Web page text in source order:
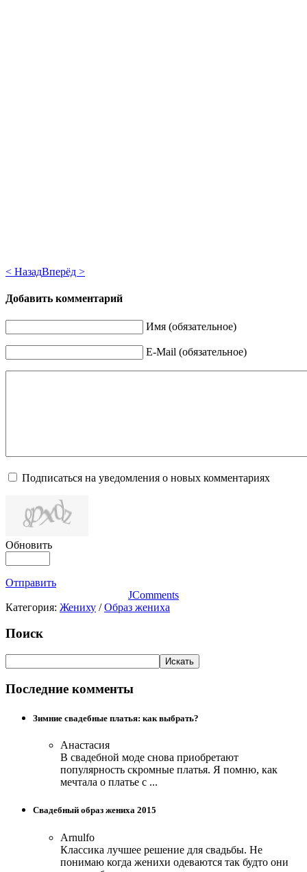
< НазадВперёд >
Добавить комментарий
Имя (обязательное)
E-Mail (обязательное)
Подписаться на уведомления о новых комментариях
Обновить
Отправить
JComments
Категория: Жениху /Образ жениха
Поиск
Последние комменты
Зимние свадебные платья: как выбрать?
Анастасия
В свадебной моде снова приобретают
популярность скромные платья. Я помню, как
мечтала о платье с ...
Свадебный образ жениха 2015
Arnulfo
Классика лучшее решение для свадьбы. Не
понимаю когда женихи одеваются так будто они